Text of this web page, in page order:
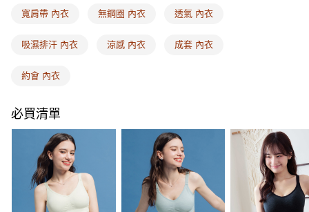
１．透過由恩沛科技股份有限公司提供之「AFTEE先享後付」服務完成之交
２．關於個人資料處理事宜，請瀏覽以下網址：
３．未成年的使用者請事先徵得法定代理人或監護人之同意方可使用
「AFTEE先享後付」，若未經同意申辦者引起之損失，本公司不負相關責
任。
４．使用「AFTEE先享後付」時，將依據個別帳號之用戶狀況，依本公司即
時審查核予不同之上限額度；若仍有額度不足之情形，本公司將視審查結果
請求用戶進行身份認證。
５．嚴禁一人註冊多個帳號或使用他人資訊註冊。若發現惡意使用之情形，
恩沛科技股份有限公司將有權停止該用戶之使用額度並採取法律行動。
每筆NT$100，滿NT$1,500(含以上)免運費
EASY SHOP門市速取
海外配送
寬肩帶 內衣 無鋼圈 內衣 透氣 內衣
吸濕排汗 內衣 涼感 內衣 成套 內衣
約會 內衣
必買清單